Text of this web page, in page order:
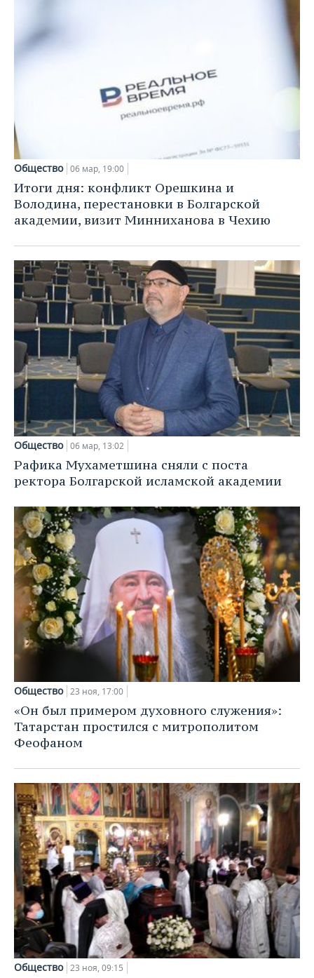
Общество 06 мар, 19:00
Итоги дня: конфликт Орешкина и
Володина, перестановки в Болгарской
академии, визит Минниханова в Чехию
Общество 06 мар, 13:02
Рафика Мухаметшина сняли с поста
ректора Болгарской исламской академии
Общество 23 ноя, 17:00
«Он был примером духовного служения»:
Татарстан простился с митрополитом
Феофаном
Общество 23 ноя, 09:15